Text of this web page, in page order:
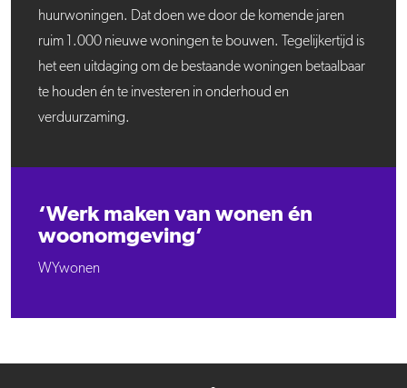
huurwoningen. Dat doen we door de komende jaren
ruim 1.000 nieuwe woningen te bouwen. Tegelijkertijd is
het een uitdaging om de bestaande woningen betaalbaar
te houden én te investeren in onderhoud en
verduurzaming.
‘Werk maken van wonen én
woonomgeving’
WYwonen